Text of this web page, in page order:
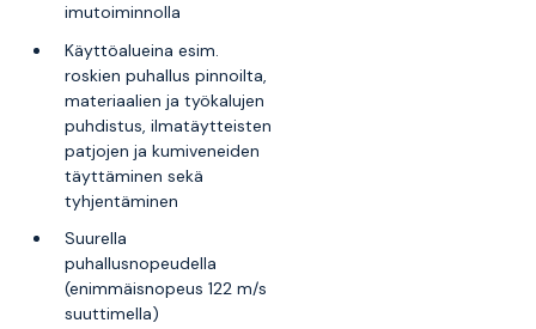
imutoiminnolla
Käyttöalueina esim.
roskien puhallus pinnoilta,
materiaalien ja työkalujen
puhdistus, ilmatäytteisten
patjojen ja kumiveneiden
täyttäminen sekä
tyhjentäminen
Suurella
puhallusnopeudella
(enimmäisnopeus 122 m/s
suuttimella)